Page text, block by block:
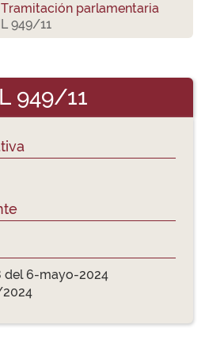
Tramitación parlamentaria
949/11
949/11
del 6-mayo-2024